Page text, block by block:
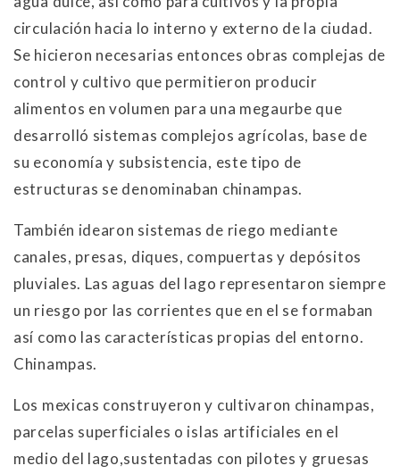
circulación hacia lo interno y externo de la ciudad.
Se hicieron necesarias entonces obras complejas de
control y cultivo que permitieron producir
alimentos en volumen para una megaurbe que
desarrolló sistemas complejos agrícolas, base de
su economía y subsistencia, este tipo de
estructuras se denominaban chinampas.
También idearon sistemas de riego mediante
canales, presas, diques, compuertas y depósitos
pluviales. Las aguas del lago representaron siempre
un riesgo por las corrientes que en el se formaban
así como las características propias del entorno.
Chinampas.
Los mexicas construyeron y cultivaron chinampas,
parcelas superficiales o islas artificiales en el
medio del lago,sustentadas con pilotes y gruesas